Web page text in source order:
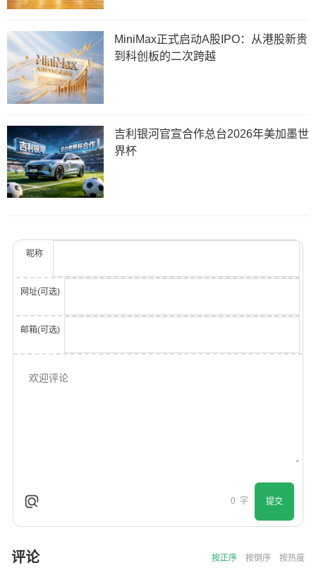
MiniMax正式启动A股IPO：从港股新贵
到科创板的二次跨越
吉利银河官宣合作总台2026年美加墨世
界杯
昵称
网址(可选)
邮箱(可选)
0 字 提交
评论 按正序 按倒序 按热度